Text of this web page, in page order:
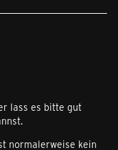
lass es bitte gut
normalerweise kein